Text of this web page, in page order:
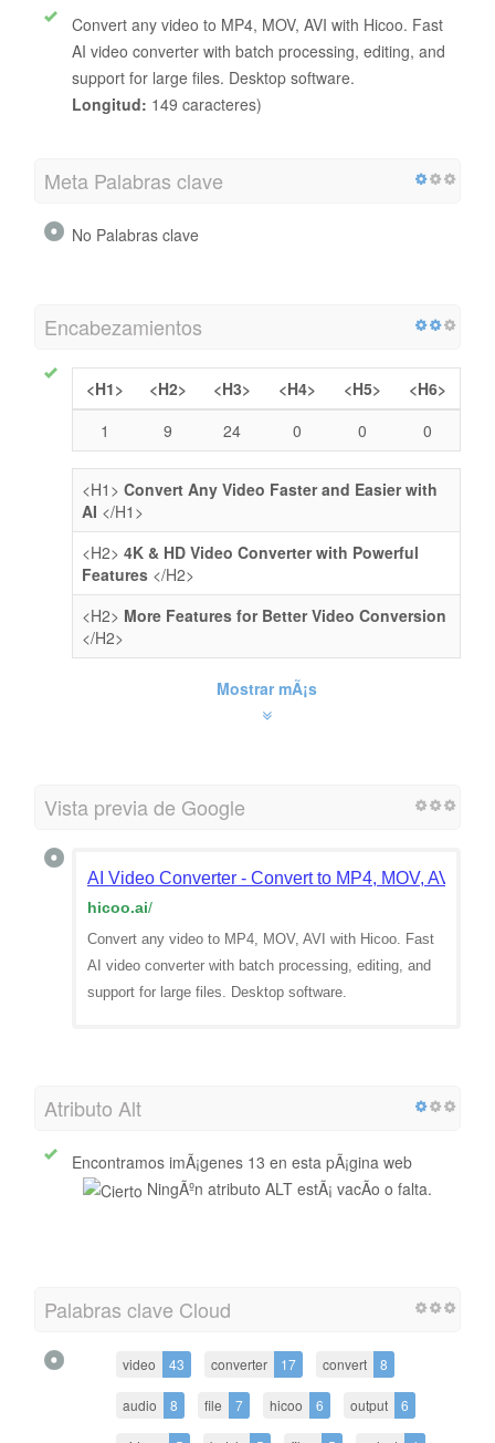
Convert any video to MP4, MOV, AVI with Hicoo. Fast
AI video converter with batch processing, editing, and
support for large files. Desktop software.
Longitud: 149 caracteres)
Meta Palabras clave
No Palabras clave
Encabezamientos
<H1> <H2> <H3> <H4> <H5>
<H6>
1
9 24 0 0 0
<H1> Convert Any Video Faster and Easier with
AI </H1>
<H2> 4K & HD Video Converter with Powerful
Features </H2>
<H2> More Features for Better Video Conversion
</H2>
Mostrar mÃ¡s
Vista previa de Google
AI Video Converter - Convert to MP4, MOV, AVI |
hicoo.ai/
Convert any video to MP4, MOV, AVI with Hicoo. Fast
AI video converter with batch processing, editing, and
support for large files. Desktop software.
Atributo Alt
Encontramos imÃ¡genes 13 en esta pÃ¡gina web
NingÃºn atributo ALT estÃ¡ vacÃ­o o falta.
Palabras clave Cloud
video 43 converter 17 convert 8
audio 8 file 7 hicoo 6 output 6